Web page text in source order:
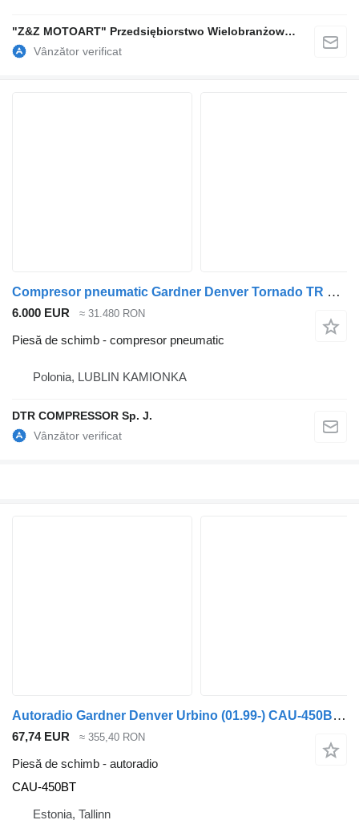
"Z&Z MOTOART" Przedsiębiorstwo Wielobranżowe Zdziebło & Zawodniak Spółka Komandytowa
Compresor pneumatic Gardner Denver Tornado TR 20 pentru cisternă
6.000 EUR ≈ 31.480 RON
Piesă de schimb - compresor pneumatic
Polonia, LUBLIN KAMIONKA
DTR COMPRESSOR Sp. J.
Autoradio Gardner Denver Urbino (01.99-) CAU-450BT pentru autobuz Solaris Urbino, Alpino, Vacanza (1999-)
67,74 EUR ≈ 355,40 RON
Piesă de schimb - autoradio
CAU-450BT
Estonia, Tallinn